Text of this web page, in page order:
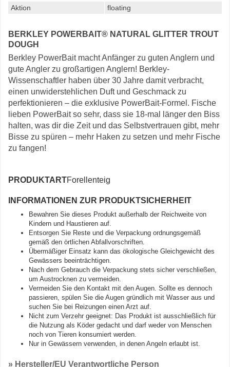
Aktion floating
BERKLEY POWERBAIT® NATURAL GLITTER TROUT
DOUGH
Berkley PowerBait macht Anfänger zu guten Anglern und
gute Angler zu großartigen Anglern! Berkley-
Wissenschaftler haben über 30 Jahre damit verbracht,
einen unwiderstehlichen Duft und Geschmack zu
perfektionieren – die exklusive PowerBait-Formel. Fische
lieben PowerBait so sehr, dass sie 18-mal länger den Biss
halten, was dir die Zeit und das Selbstvertrauen gibt, mehr
Bisse zu spüren – mehr Haken zu setzen und mehr Fische
zu fangen!
PRODUKTARTForellenteig
INFORMATIONEN ZUR PRODUKTSICHERHEIT
Bewahren Sie dieses Produkt außerhalb der Reichweite von
Kindern und Haustieren auf.
Entsorgen Sie Reste und die Verpackung ordnungsgemäß
gemäß den örtlichen Abfallvorschriften.
Übermäßiger Einsatz kann das ökologische Gleichgewicht des
Gewässers beeinträchtigen.
Nach dem Gebrauch die Verpackung stets sicher verschließen,
um Austrocknen zu vermeiden.
Vermeiden Sie den Kontakt mit den Augen. Sollte es dennoch
passieren, spülen Sie die Augen gründlich mit Wasser aus und
suchen Sie bei Reizungen einen Arzt auf.
Nicht zum Verzehr geeignet: Das Produkt ist ausschließlich für
die Nutzung als Köder gedacht und darf weder von Menschen
noch von Tieren konsumiert werden.
Nur in Gewässern verwenden, in denen Angeln erlaubt ist.
» Hersteller/EU Verantwortliche Person